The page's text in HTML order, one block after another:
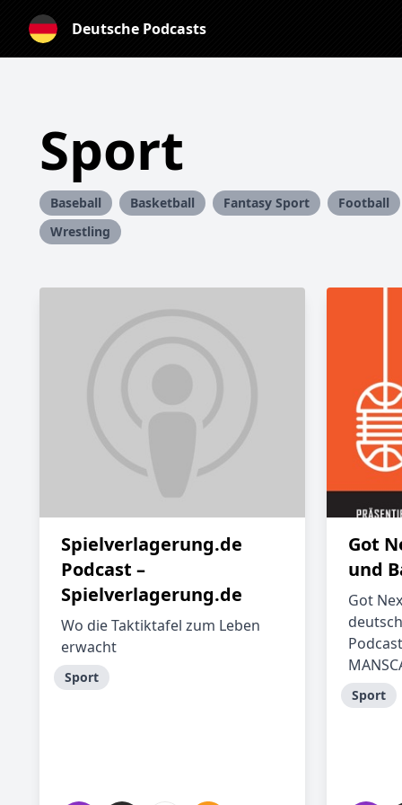
Deutsche Podcasts
Sport
Baseball Basketball Fantasy Sport
Football
Wrestling
Spielverlagerung.de
Podcast –
Spielverlagerung.de
Wo die Taktiktafel zum Leben
erwacht
Sport
Got
und
Got
Sport